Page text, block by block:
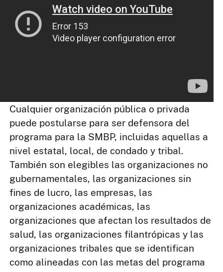
Cualquier organización pública o privada
puede postularse para ser defensora del
programa para la SMBP, incluidas aquellas a
nivel estatal, local, de condado y tribal.
También son elegibles las organizaciones no
gubernamentales, las organizaciones sin
fines de lucro, las empresas, las
organizaciones académicas, las
organizaciones que afectan los resultados de
salud, las organizaciones filantrópicas y las
organizaciones tribales que se identifican
como alineadas con las metas del programa